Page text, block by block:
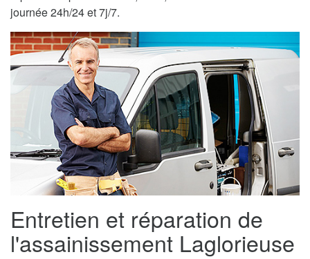
journée 24h/24 et 7j/7.
Entretien et réparation de
l'assainissement Laglorieuse